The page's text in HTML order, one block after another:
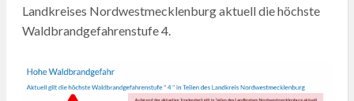
Landkreises Nordwestmecklenburg aktuell die höchste
Waldbrandgefahrenstufe 4.